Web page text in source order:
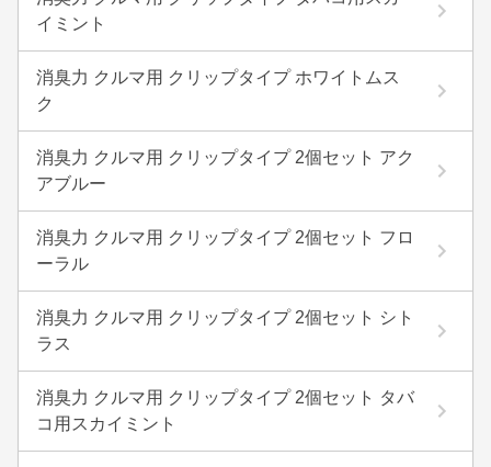
イミント
消臭力 クルマ用 クリップタイプ ホワイトムス
ク
消臭力 クルマ用 クリップタイプ 2個セット アク
アブルー
消臭力 クルマ用 クリップタイプ 2個セット フロ
ーラル
消臭力 クルマ用 クリップタイプ 2個セット シト
ラス
消臭力 クルマ用 クリップタイプ 2個セット タバ
コ用スカイミント